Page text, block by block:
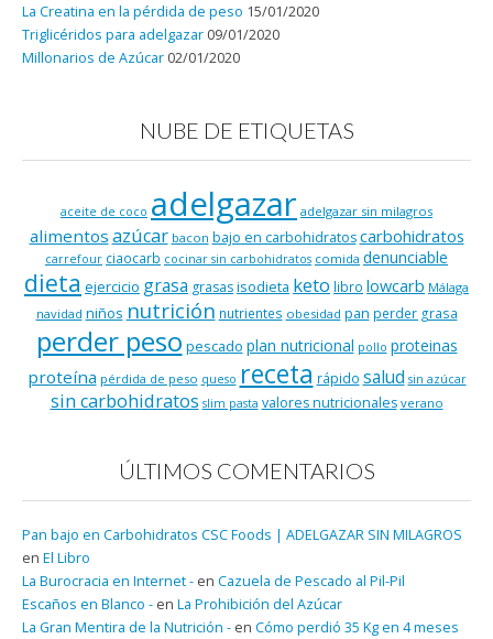
La Creatina en la pérdida de peso 15/01/2020
Triglicéridos para adelgazar 09/01/2020
Millonarios de Azúcar 02/01/2020
NUBE DE ETIQUETAS
aceite de coco adelgazar adelgazar sin milagros
alimentos azúcar bacon bajo en carbohidratos carbohidratos
carrefour ciaocarb cocinar sin carbohidratos comida denunciable
dieta ejercicio grasa grasasisodieta keto libro lowcarb Málaga
navidad niños nutrición nutrientes obesidad pan perder grasa
perder peso pescado plan nutricional pollo proteinas
proteína pérdida de peso queso receta rápido salud sin azúcar
sin carbohidratos slim pasta valores nutricionales verano
ÚLTIMOS COMENTARIOS
Pan bajo en Carbohidratos CSC Foods | ADELGAZAR SIN MILAGROS
en El Libro
La Burocracia en Internet - en Cazuela de Pescado al Pil-Pil
Escaños en Blanco - en La Prohibición del Azúcar
La Gran Mentira de la Nutrición - en Cómo perdió 35 Kg en 4 meses